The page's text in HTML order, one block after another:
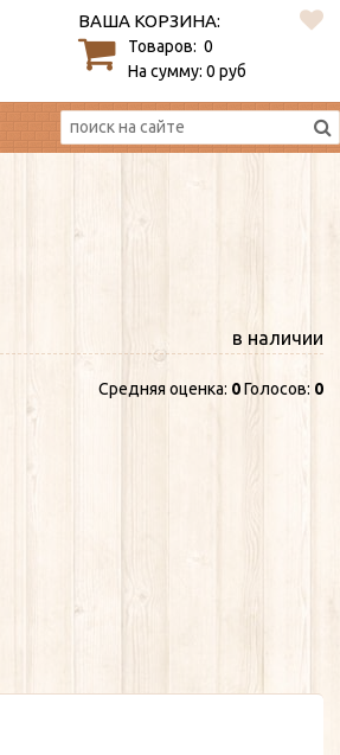
ВАША КОРЗИНА:
Товаров: 0
На сумму: 0 руб
в наличии
Средняя оценка: 0Голосов: 0